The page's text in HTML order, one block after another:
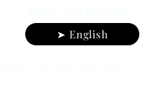
➤ English